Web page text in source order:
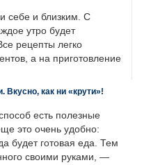
себе и близким. С
утро будет
рецепты легко
а на приготовление
как ни «крути»!
есть полезные
это очень удобно:
будет готовая еда. Тем
своими руками, —